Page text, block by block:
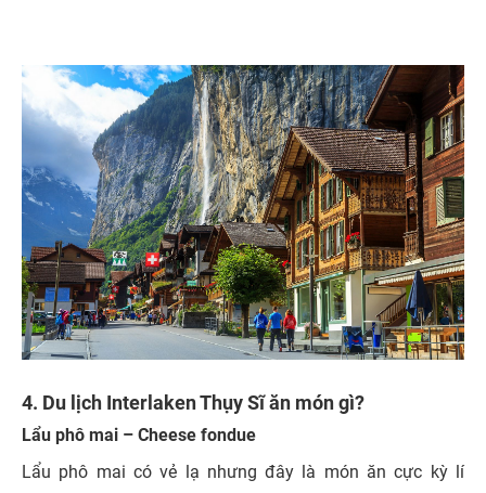
4. Du lịch Interlaken Thụy Sĩ ăn món gì?
Lẩu phô mai – Cheese fondue
Lẩu phô mai có vẻ lạ nhưng đây là món ăn cực kỳ lí